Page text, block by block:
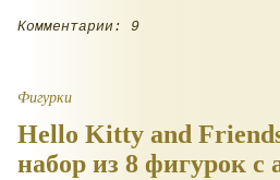
Комментарии: 9
Фигурки
Hello Kitty and
набор из 8 фигурок с